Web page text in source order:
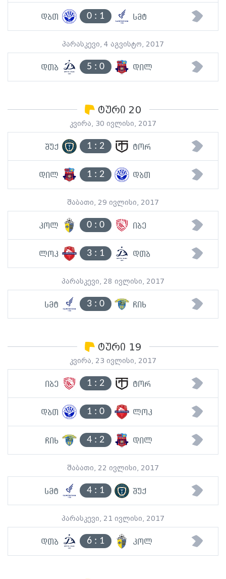
დბთ 0: 1 სმტ
პარასკევი, 4 აგვისტო, 2017
დთბ 5 : 0 დილ
ტური 20
კვირა, 30 ივლისი, 2017
შუქ 1: 2 ტორ
დილ 1: 2 დბთ
შაბათი, 29 ივლისი, 2017
კოლ 0: 0 იბე
ლოკ 3: 1 დთბ
პარასკევი, 28 ივლისი, 2017
სმტ 3: 0 ჩიხ
ტური 19
კვირა, 23 ივლისი, 2017
იბე 1: 2 ტორ
დბთ 1: 0 ლოკ
ჩიხ 4: 2 დილ
შაბათი, 22 ივლისი, 2017
სმტ 4: 1 შუქ
პარასკევი, 21 ივლისი, 2017
დთბ 6: 1 კოლ